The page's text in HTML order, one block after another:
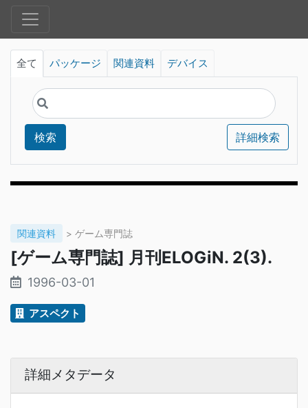
全て パッケージ 関連資料 デバイス
検索 詳細検索
関連資料 > ゲーム専門誌
[ゲーム専門誌] 月刊ELOGiN. 2(3).
1996-03-01
アスペクト
詳細メタデータ